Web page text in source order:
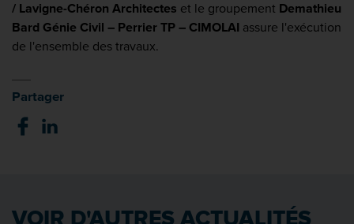
/ Lavigne-Chéron Architectes et le groupement Demathieu
Bard Génie Civil – Perrier TP – CIMOLAI assure l'exécution
de l'ensemble des travaux.
Partager